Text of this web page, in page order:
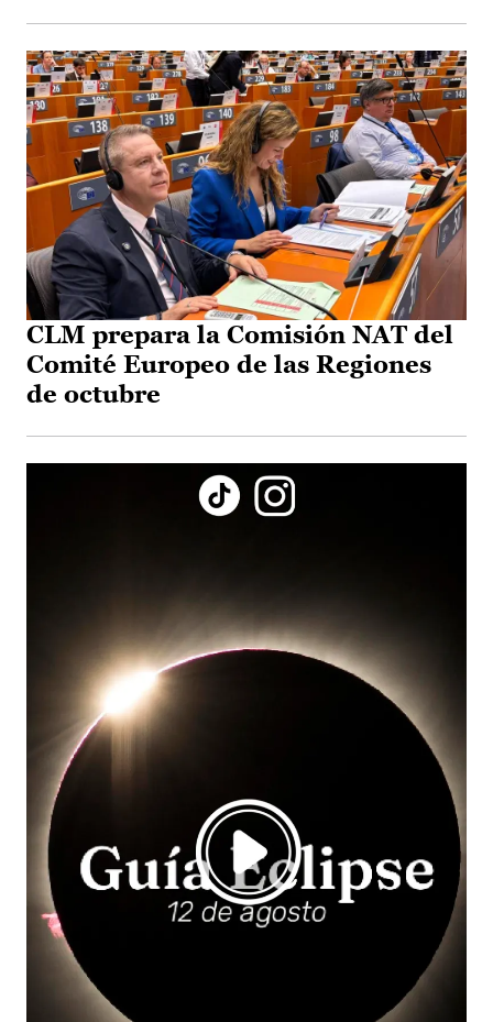
CLM prepara la Comisión NAT del
Comité Europeo de las Regiones
de octubre